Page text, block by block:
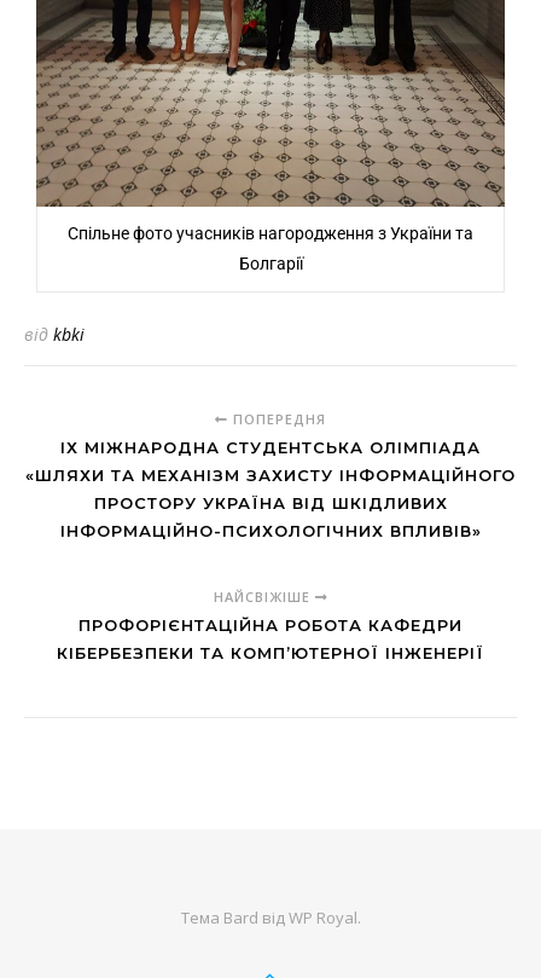
Спільне фото учасників нагородження з України та
Болгарії
від kbki
ПОПЕРЕДНЯ
IХ МІЖНАРОДНА СТУДЕНТСЬКА ОЛІМПІАДА
«ШЛЯХИ ТА МЕХАНІЗМ ЗАХИСТУ ІНФОРМАЦІЙНОГО
ПРОСТОРУ УКРАЇНА ВІД ШКІДЛИВИХ
ІНФОРМАЦІЙНО-ПСИХОЛОГІЧНИХ ВПЛИВІВ»
НАЙСВІЖІШЕ
ПРОФОРІЄНТАЦІЙНА РОБОТА КАФЕДРИ
КІБЕРБЕЗПЕКИ ТА КОМП’ЮТЕРНОЇ ІНЖЕНЕРІЇ
Тема Bard відWP Royal.